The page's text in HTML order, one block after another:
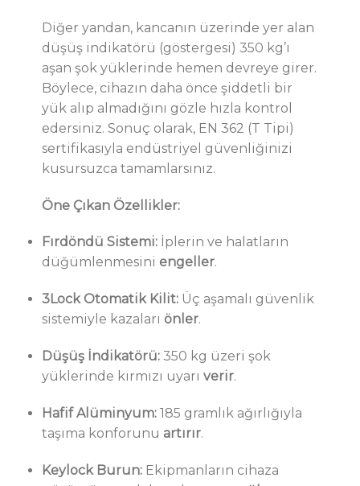
Diğer yandan, kancanın üzerinde yer alan
düşüş indikatörü (göstergesi) 350 kg’ı
aşan şok yüklerinde hemen devreye girer.
Böylece, cihazın daha önce şiddetli bir
yük alıp almadığını gözle hızla kontrol
edersiniz. Sonuç olarak, EN 362 (T Tipi)
sertifikasıyla endüstriyel güvenliğinizi
kusursuzca tamamlarsınız.
Öne Çıkan Özellikler:
Fırdöndü Sistemi:İplerin ve halatların
düğümlenmesini engeller.
3Lock Otomatik Kilit:Üç aşamalı güvenlik
sistemiyle kazaları önler.
Düşüş İndikatörü:350 kg üzeri şok
yüklerinde kırmızı uyarı verir.
Hafif Alüminyum:185 gramlık ağırlığıyla
taşıma konforunu artırır.
Keylock Burun:Ekipmanların cihaza